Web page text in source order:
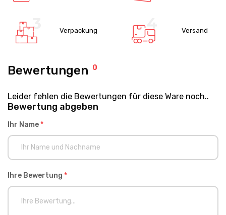
Verpackung Versand
Bewertungen 0
Leider fehlen die Bewertungen für diese Ware noch..
Bewertung abgeben
Ihr Name*
Ihre Bewertung *